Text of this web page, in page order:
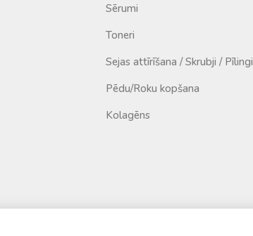
Sērumi
Toneri
Sejas attīrīšana / Skrubji / Pīlingi
Pēdu/Roku kopšana
Kolagēns